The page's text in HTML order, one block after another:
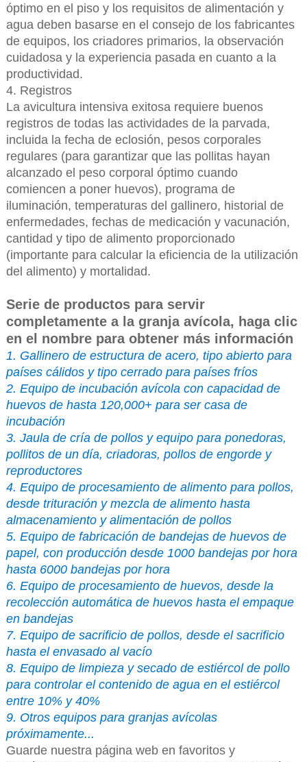
óptimo en el piso y los requisitos de alimentación y
agua deben basarse en el consejo de los fabricantes
de equipos, los criadores primarios, la observación
cuidadosa y la experiencia pasada en cuanto a la
productividad.
4. Registros
La avicultura intensiva exitosa requiere buenos
registros de todas las actividades de la parvada,
incluida la fecha de eclosión, pesos corporales
regulares (para garantizar que las pollitas hayan
alcanzado el peso corporal óptimo cuando
comiencen a poner huevos), programa de
iluminación, temperaturas del gallinero, historial de
enfermedades, fechas de medicación y vacunación,
cantidad y tipo de alimento proporcionado
(importante para calcular la eficiencia de la utilización
del alimento) y mortalidad.
Serie de productos para servir
completamente a la granja avícola, haga clic
en el nombre para obtener más información
1. Gallinero de estructura de acero, tipo abierto para
países cálidos y tipo cerrado para países fríos
2. Equipo de incubación avícola con capacidad de
huevos de hasta 120,000+ para ser casa de
incubación
3. Jaula de cría de pollos y equipo para ponedoras,
pollitos de un día, criadoras, pollos de engorde y
reproductores
4. Equipo de procesamiento de alimento para pollos,
desde trituración y mezcla de alimento hasta
almacenamiento y alimentación de pollos
5. Equipo de fabricación de bandejas de huevos de
papel, con producción desde 1000 bandejas por hora
hasta 6000 bandejas por hora
6. Equipo de procesamiento de huevos, desde la
recolección automática de huevos hasta el empaque
en bandejas
7. Equipo de sacrificio de pollos, desde el sacrificio
hasta el envasado al vacío
8. Equipo de limpieza y secado de estiércol de pollo
para controlar el contenido de agua en el estiércol
entre 10% y 40%
9. Otros equipos para granjas avícolas
próximamente...
Guarde nuestra página web en favoritos y